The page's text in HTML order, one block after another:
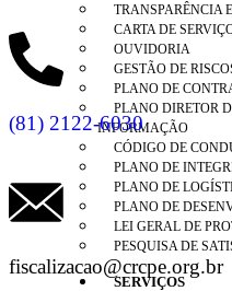
TRANSPARÊNCIA
CARTA DE
OUVIDORIA
GESTÃO DE
PLANO DE
PLANO DIRETOR
INFORMAÇÃO
CÓDIGO DE
PLANO DE
PLANO DE
PLANO DE
LEI GERAL DE
PESQUISA DE
SERVIÇOS
(81) 2122-6030
fiscalizacao@crcpe.org.br